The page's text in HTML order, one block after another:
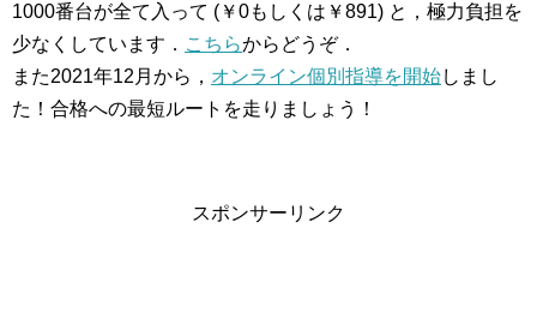
1000番台が全て入って (￥0もしくは￥891) と，極力負担を
少なくしています． こちらからどうぞ．
また2021年12月から， オンライン個別指導を開始しまし
た！合格への最短ルートを走りましょう！
スポンサーリンク